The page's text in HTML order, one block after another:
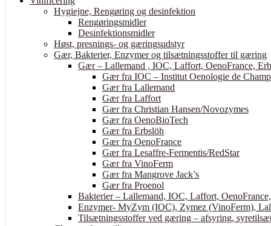
Hygiejne, Rengøring og desinfektion
Rengøringsmidler
Desinfektionsmidler
Høst, presnings- og gæringsudstyr
Gær, Bakterier, Enzymer og tilsætningsstoffer til gæring
Gær – Lallemand , IOC, Laffort, OenoFrance,
Gær fra IOC – Institut Oenologie de
Gær fra Lallemand
Gær fra Laffort
Gær fra Christian Hansen/Novozymes
Gær fra OenoBioTech
Gær fra Erbslöh
Gær fra OenoFrance
Gær fra Lesaffre-Fermentis/RedStar
Gær fra VinoFerm
Gær fra Mangrove Jack’s
Gær fra Proenol
Bakterier – Lallemand, IOC, Laffort,
Enzymer- MyZym (IOC), Zymez (VinoFerm),
Tilsætningsstoffer ved gæring – afsyring,